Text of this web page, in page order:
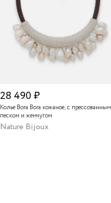
28 490 ₽
Колье Bora Bora кожаное, с прессованным
песком и жемчугом
Nature Bijoux